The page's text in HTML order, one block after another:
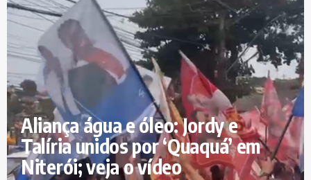
Aliança água e óleo: Jordy e
Talíria unidos por ‘Quaquá’ em
Niterói; veja o vídeo